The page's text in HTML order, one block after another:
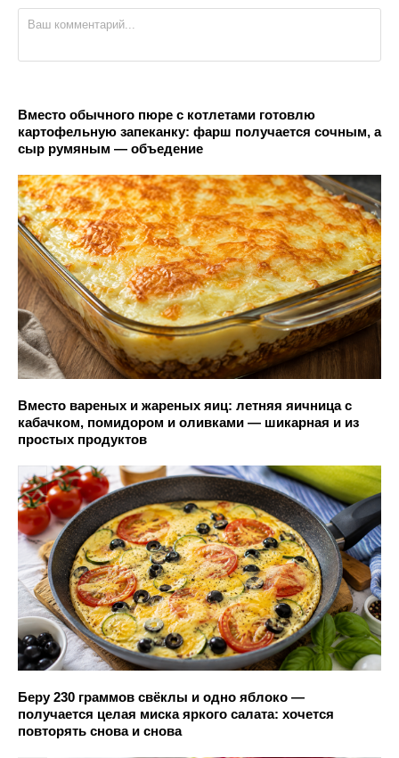
Вместо обычного пюре с котлетами готовлю
картофельную запеканку: фарш получается сочным, а
сыр румяным — объедение
Вместо вареных и жареных яиц: летняя яичница с
кабачком, помидором и оливками — шикарная и из
простых продуктов
Беру 230 граммов свёклы и одно яблоко —
получается целая миска яркого салата: хочется
повторять снова и снова